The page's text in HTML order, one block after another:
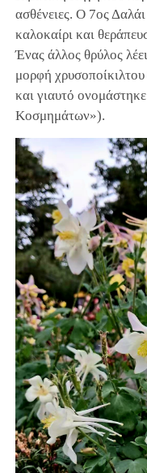
ασθένειες. Ο 7ος
καλοκαίρι και
Ένας άλλος θρύλος
μορφή
και γιαυτό
Κοσμημάτων»).